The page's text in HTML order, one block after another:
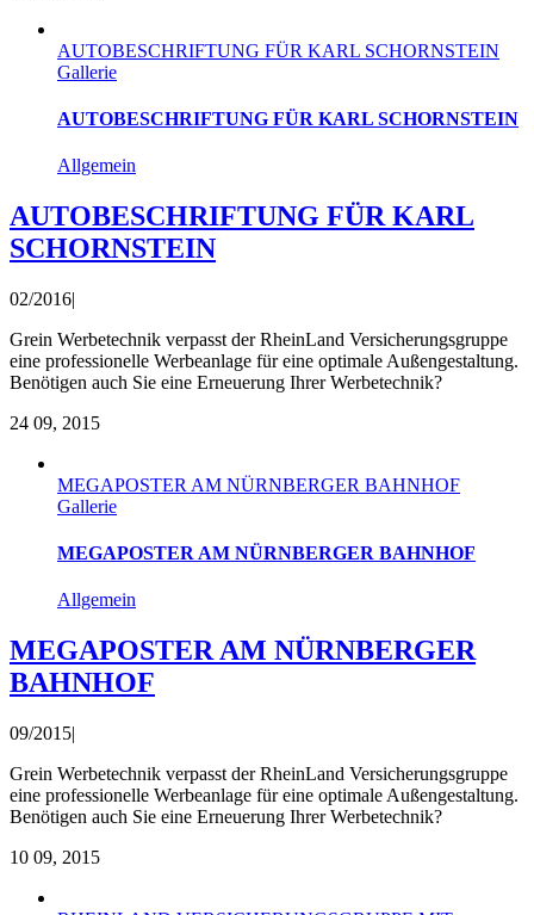
AUTOBESCHRIFTUNG FÜR KARL SCHORNSTEIN
Gallerie
AUTOBESCHRIFTUNG FÜR KARL SCHORNSTEIN
Allgemein
AUTOBESCHRIFTUNG FÜR KARL
SCHORNSTEIN
02/2016|
Grein Werbetechnik verpasst der RheinLand Versicherungsgruppe
eine professionelle Werbeanlage für eine optimale Außengestaltung.
Benötigen auch Sie eine Erneuerung Ihrer Werbetechnik?
24 09, 2015
MEGAPOSTER AM NÜRNBERGER BAHNHOF
Gallerie
MEGAPOSTER AM NÜRNBERGER BAHNHOF
Allgemein
MEGAPOSTER AM NÜRNBERGER
BAHNHOF
09/2015|
Grein Werbetechnik verpasst der RheinLand Versicherungsgruppe
eine professionelle Werbeanlage für eine optimale Außengestaltung.
Benötigen auch Sie eine Erneuerung Ihrer Werbetechnik?
10 09, 2015